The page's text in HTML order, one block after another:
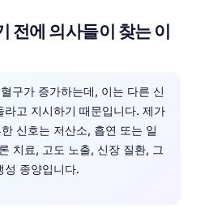
전에 의사들이 찾는 이
구가 증가하는데, 이는 다른 신
라고 지시하기 때문입니다. 제가
신호는 저산소, 흡연 또는 일
치료, 고도 노출, 신장 질환, 그
성 종양입니다.